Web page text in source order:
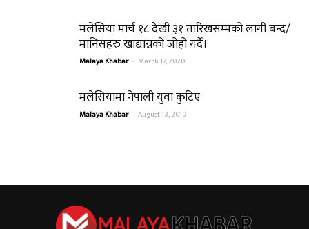
मलेसिया मार्च १८ देखी ३१ तारिखसम्मको लागी बन्द/
मानिसहरु खाद्यान्नको जोहो गर्दै।
Malaya Khabar - March 17, 2020
मलेसियामा नेपाली युवा कुटिए
Malaya Khabar - August 13, 2019